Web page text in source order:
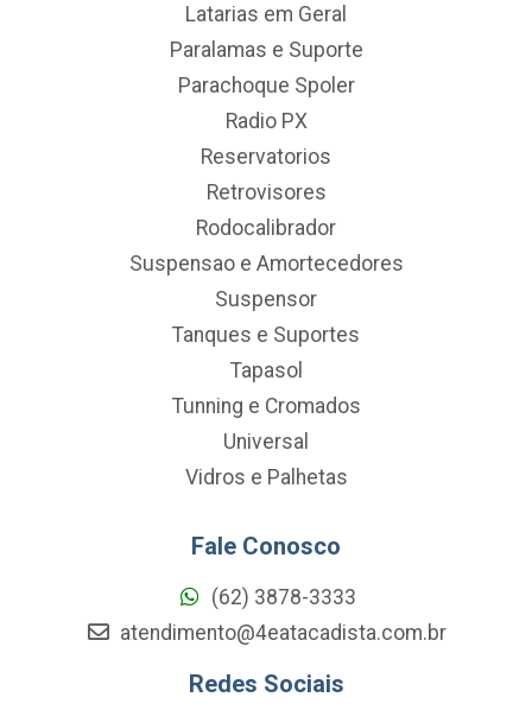
Latarias em Geral
Paralamas e Suporte
Parachoque Spoler
Radio PX
Reservatorios
Retrovisores
Rodocalibrador
Suspensao e Amortecedores
Suspensor
Tanques e Suportes
Tapasol
Tunning e Cromados
Universal
Vidros e Palhetas
Fale Conosco
(62) 3878-3333
atendimento@4eatacadista.com.br
Redes Sociais